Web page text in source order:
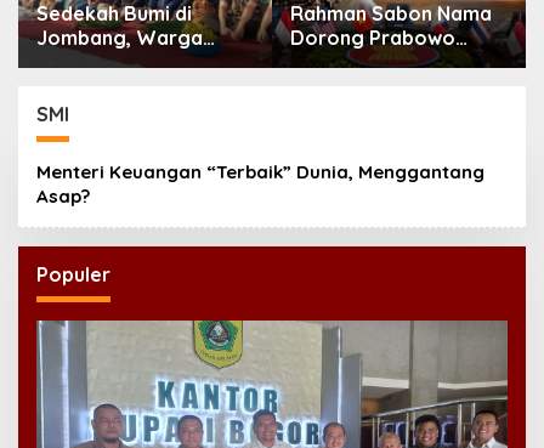
Sedekah Bumi di
Jombang, Warga
Doakan Leluhur dan
Rahman Sabon Nama
Dorong Prabowo
Perkuat Koordinasi
SMI
Menteri Keuangan “Terbaik” Dunia, Menggantang
Asap?
Populer